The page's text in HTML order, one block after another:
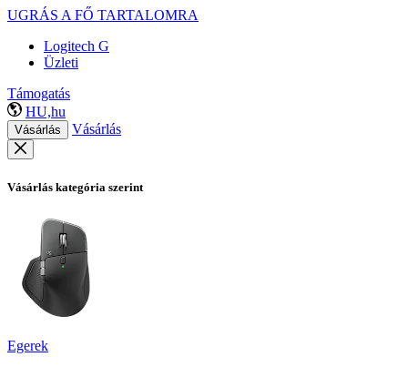
UGRÁS A FŐ TARTALOMRA
Logitech G
Üzleti
Támogatás
HU,hu
Vásárlás Vásárlás
Vásárlás kategória szerint
Egerek